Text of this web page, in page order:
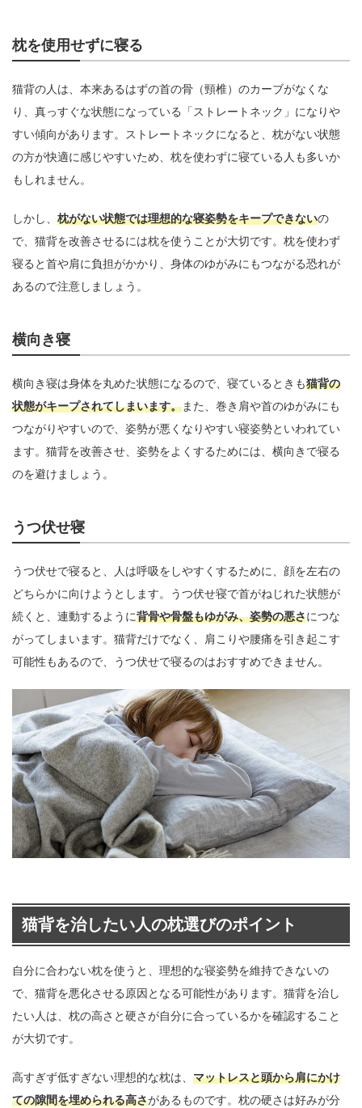
枕を使用せずに寝る
猫背の人は、本来あるはずの首の骨（頸椎）のカーブがなくな
り、真っすぐな状態になっている「ストレートネック」になりや
すい傾向があります。ストレートネックになると、枕がない状態
の方が快適に感じやすいため、枕を使わずに寝ている人も多いか
もしれません。
しかし、 枕がない状態では理想的な寝姿勢をキープできないの
で、猫背を改善させるには枕を使うことが大切です。枕を使わず
寝ると首や肩に負担がかかり、身体のゆがみにもつながる恐れが
あるので注意しましょう。
横向き寝
横向き寝は身体を丸めた状態になるので、寝ているときも猫背の
状態がキープされてしまいます。また、巻き肩や首のゆがみにも
つながりやすいので、姿勢が悪くなりやすい寝姿勢といわれてい
ます。猫背を改善させ、姿勢をよくするためには、横向きで寝る
のを避けましょう。
うつ伏せ寝
うつ伏せで寝ると、人は呼吸をしやすくするために、顔を左右の
どちらかに向けようとします。うつ伏せ寝で首がねじれた状態が
続くと、連動するように背骨や骨盤もゆがみ、姿勢の悪さにつな
がってしまいます。猫背だけでなく、肩こりや腰痛を引き起こす
可能性もあるので、うつ伏せで寝るのはおすすめできません。
猫背を治したい人の枕選びのポイント
自分に合わない枕を使うと、理想的な寝姿勢を維持できないの
で、猫背を悪化させる原因となる可能性があります。猫背を治し
たい人は、枕の高さと硬さが自分に合っているかを確認すること
が大切です。
高すぎず低すぎない理想的な枕は、 マットレスと頭から肩にかけ
ての隙間を埋められる高さがあるものです。枕の硬さは好みが分